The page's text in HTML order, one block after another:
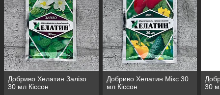
Добриво Хелатин Залізо
30 мл Кіссон
Добриво Хелатин Мікс 30
мл Кіссон
30